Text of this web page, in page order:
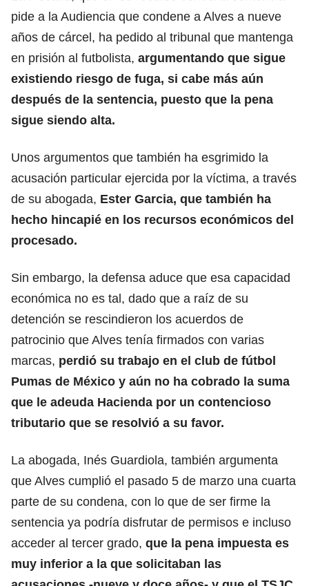
pide a la Audiencia que condene a Alves a nueve
años de cárcel, ha pedido al tribunal que mantenga
en prisión al futbolista, argumentando que sigue
existiendo riesgo de fuga, si cabe más aún
después de la sentencia, puesto que la pena
sigue siendo alta.
Unos argumentos que también ha esgrimido la
acusación particular ejercida por la víctima, a través
de su abogada, Ester Garcia, que también ha
hecho hincapié en los recursos económicos del
procesado.
Sin embargo, la defensa aduce que esa capacidad
económica no es tal, dado que a raíz de su
detención se rescindieron los acuerdos de
patrocinio que Alves tenía firmados con varias
marcas, perdió su trabajo en el club de fútbol
Pumas de México y aún no ha cobrado la suma
que le adeuda Hacienda por un contencioso
tributario que se resolvió a su favor.
La abogada, Inés Guardiola, también argumenta
que Alves cumplió el pasado 5 de marzo una cuarta
parte de su condena, con lo que de ser firme la
sentencia ya podría disfrutar de permisos e incluso
acceder al tercer grado, que la pena impuesta es
muy inferior a la que solicitaban las